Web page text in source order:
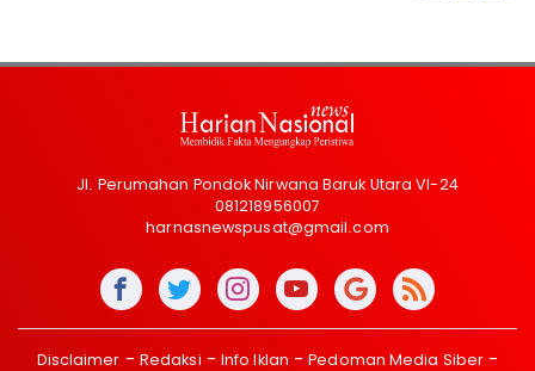
Jl. Perumahan Pondok Nirwana Baruk Utara VI-24
081218956007
harnasnewspusat@gmail.com
Disclaimer Redaksi Info Iklan
Pedoman Media Siber